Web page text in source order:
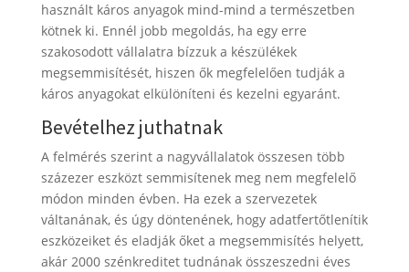
használt káros anyagok mind-mind a természetben
kötnek ki. Ennél jobb megoldás, ha egy erre
szakosodott vállalatra bízzuk a készülékek
megsemmisítését, hiszen ők megfelelően tudják a
káros anyagokat elkülöníteni és kezelni egyaránt.
Bevételhez juthatnak
A felmérés szerint a nagyvállalatok összesen több
százezer eszközt semmisítenek meg nem megfelelő
módon minden évben. Ha ezek a szervezetek
váltanának, és úgy döntenének, hogy adatfertőtlenítik
eszközeiket és eladják őket a megsemmisítés helyett,
akár 2000 szénkreditet tudnának összeszedni éves